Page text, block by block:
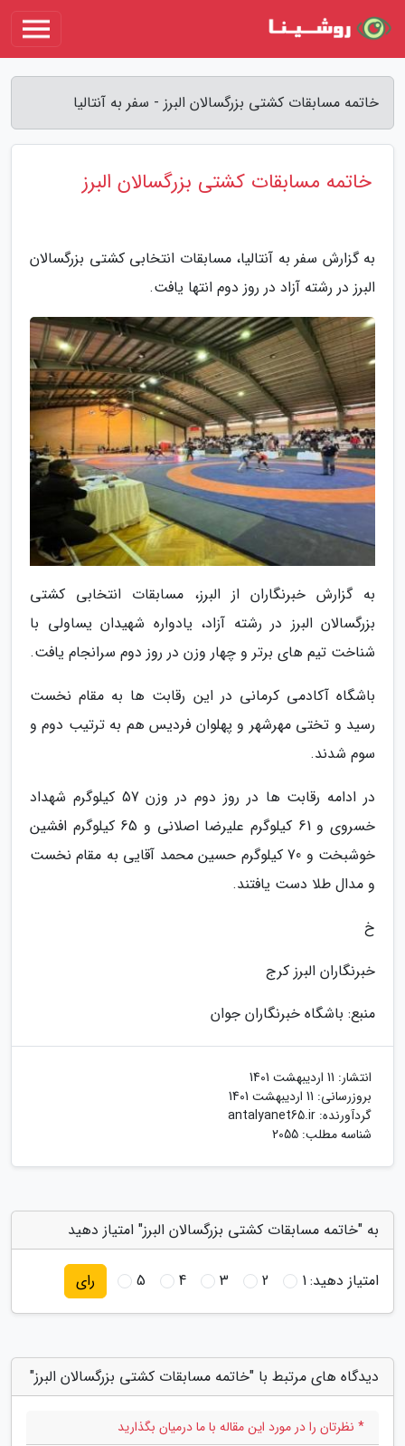
خاتمه مسابقات کشتی بزرگسالان البرز - سفر به آنتالیا
خاتمه مسابقات کشتی بزرگسالان البرز
به گزارش سفر به آنتالیا، مسابقات انتخابی کشتی بزرگسالان
البرز در رشته آزاد در روز دوم انتها یافت.
به گزارش خبرنگاران از البرز، مسابقات انتخابی کشتی
بزرگسالان البرز در رشته آزاد، یادواره شهیدان یساولی با
شناخت تیم های برتر و چهار وزن در روز دوم سرانجام یافت.
باشگاه آکادمی کرمانی در این رقابت ها به مقام نخست
رسید و تختی مهرشهر و پهلوان فردیس هم به ترتیب دوم و
سوم شدند.
در ادامه رقابت ها در روز دوم در وزن 57 کیلوگرم شهداد
خسروی و 61 کیلوگرم علیرضا اصلانی و 65 کیلوگرم افشین
خوشبخت و 70 کیلوگرم حسین محمد آقایی به مقام نخست
و مدال طلا دست یافتند.
خ
خبرنگاران البرز کرج
منبع: باشگاه خبرنگاران جوان
انتشار: 11 اردیبهشت 1401
بروزرسانی: 11 اردیبهشت 1401
گردآورنده: antalyanet65.ir
شناسه مطلب: 2055
به "خاتمه مسابقات کشتی بزرگسالان البرز" امتیاز دهید
امتیاز دهید:1
2
3
4
5 رای
دیدگاه های مرتبط با "خاتمه مسابقات کشتی بزرگسالان البرز"
* نظرتان را در مورد این مقاله با ما درمیان بگذارید